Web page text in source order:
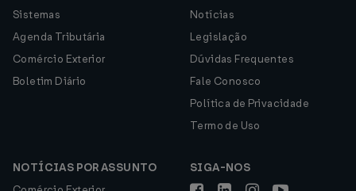
Sistemas
Agenda Tributária
Comércio Exterior
Boletim Diário
Notícias
Legislação
Dúvidas Frequentes
Fale Conosco
Política de Privacidade
Termo de Uso
NOTÍCIAS POR ASSUNTO
SIGA-NOS